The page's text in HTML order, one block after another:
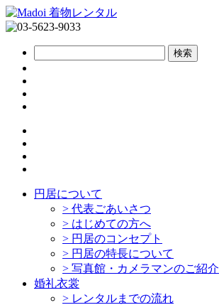
円居について
> 代表ごあいさつ
> はじめての方へ
> 円居のコンセプト
> 円居の特長について
> 写真館・カメラマンのご紹介
婚礼衣裳
> レンタルまでの流れ